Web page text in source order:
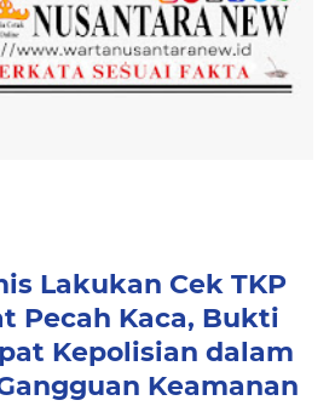
Lakukan Cek TKP
Pecah Kaca, Bukti
Kepolisian dalam
Keamanan